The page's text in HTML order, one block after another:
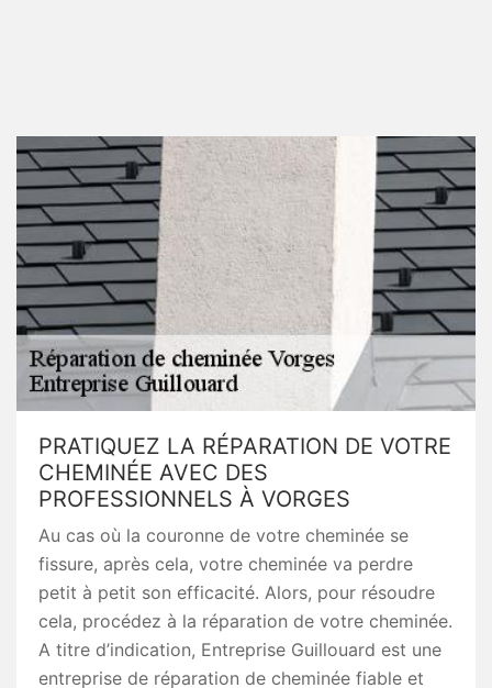
PRATIQUEZ LA RÉPARATION DE VOTRE
CHEMINÉE AVEC DES
PROFESSIONNELS À VORGES
Au cas où la couronne de votre cheminée se
fissure, après cela, votre cheminée va perdre
petit à petit son efficacité. Alors, pour résoudre
cela, procédez à la réparation de votre cheminée.
A titre d’indication, Entreprise Guillouard est une
entreprise de réparation de cheminée fiable et